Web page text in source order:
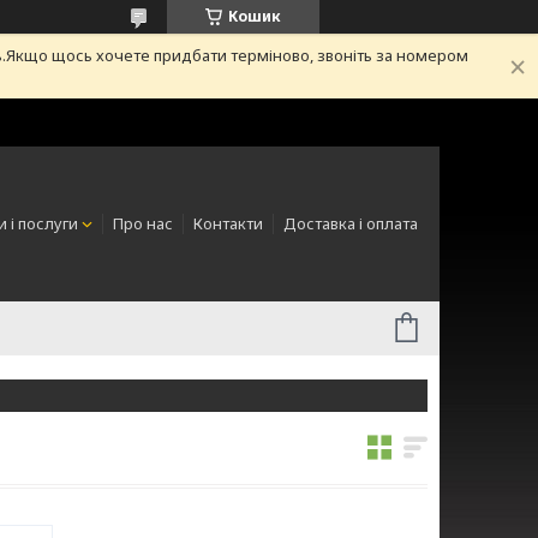
Кошик
щось хочете придбати терміново, звоніть за номером
і послуги Про нас Контакти Доставка і оплата